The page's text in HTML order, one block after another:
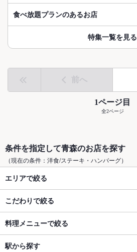
食べ放題プランのあるお店
特集一覧を見る
前へ
1ページ目
全2ページ
条件を指定して青森のお店を探す
（現在の条件：洋食/ステーキ・ハンバーグ）
エリアで絞る
こだわりで絞る
料理メニューで絞る
駅から探す